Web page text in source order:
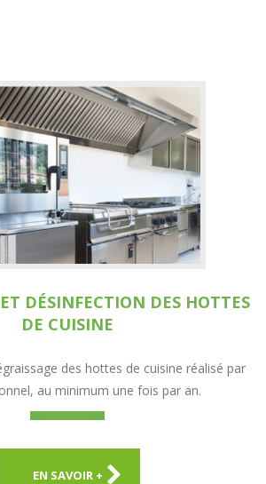
DÉSINFECTION DES HOTTES
DE CUISINE
des hottes de cuisine réalisé par
au minimum une fois par an.
EN SAVOIR +